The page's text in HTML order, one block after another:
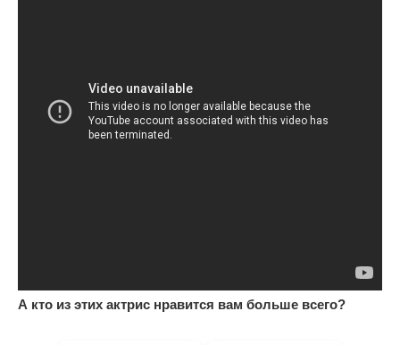
А кто из этих актрис нравится вам больше всего?